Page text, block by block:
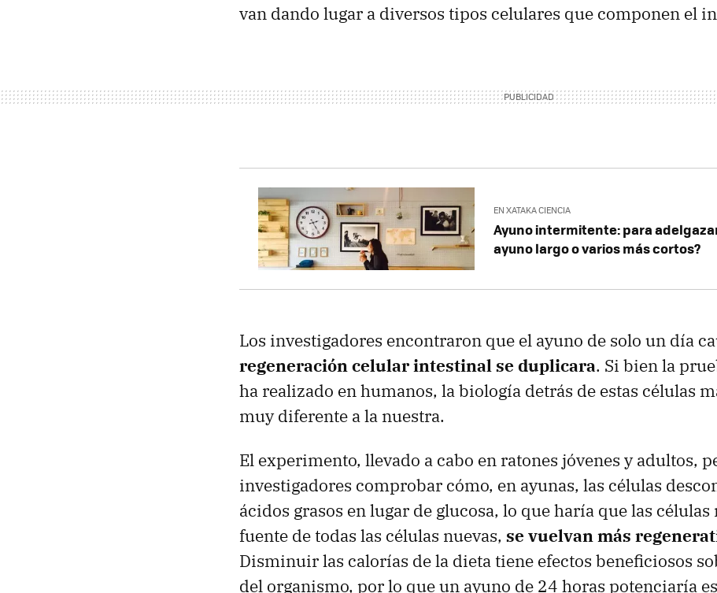
van dando lugar a diversos tipos celulares que componen el
EN XATAKA CIENCIA
Ayuno intermitente: para
ayuno largo o varios más cortos?
Los investigadores encontraron que el ayuno de solo un día
regeneración celular intestinal se duplicara. Si bien la
ha realizado en humanos, la biología detrás de estas células
muy diferente a la nuestra.
El experimento, llevado a cabo en ratones jóvenes y adultos,
investigadores comprobar cómo, en ayunas, las células
ácidos grasos en lugar de glucosa, lo que haría que las células
fuente de todas las células nuevas, se vuelvan más
Disminuir las calorías de la dieta tiene efectos beneficiosos
del organismo, por lo que un ayuno de 24 horas potenciaría